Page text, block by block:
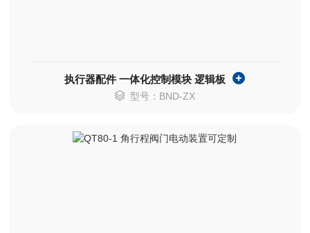
执行器配件 一体化控制模块 逻辑板
型号：BND-ZX